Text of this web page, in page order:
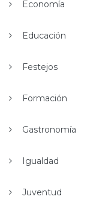
Economía
Educación
Festejos
Formación
Gastronomía
Igualdad
Juventud